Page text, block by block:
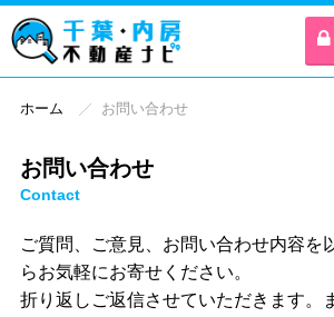
ホーム お問い合わせ
お問い合わせ
Contact
ご質問、ご意見、お問い合わせ内容を
らお気軽にお寄せください。
折り返しご返信させていただきます。